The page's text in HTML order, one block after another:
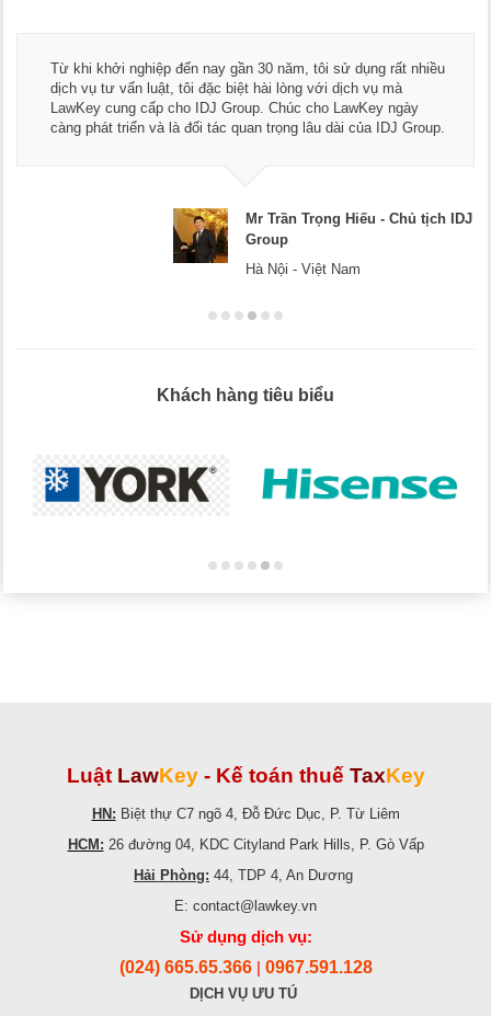
Từ khi khởi nghiệp đến nay gần 30 năm, tôi sử dụng rất nhiều
dịch vụ tư vấn luật, tôi đặc biệt hài lòng với dịch vụ mà
LawKey cung cấp cho IDJ Group. Chúc cho LawKey ngày
càng phát triển và là đối tác quan trọng lâu dài của IDJ Group.
Mr Trần Trọng Hiếu - Chủ tịch IDJ
Group
Hà Nội - Việt Nam
Khách hàng tiêu biểu
Luật LawKey - Kế toán thuế TaxKey
HN: Biệt thự C7 ngõ 4, Đỗ Đức Dục, P. Từ Liêm
HCM: 26 đường 04, KDC Cityland Park Hills, P. Gò Vấp
Hải Phòng: 44, TDP 4, An Dương
E: contact@lawkey.vn
Sử dụng dịch vụ:
(024) 665.65.366 0967.591.128
DỊCH VỤ ƯU TÚ